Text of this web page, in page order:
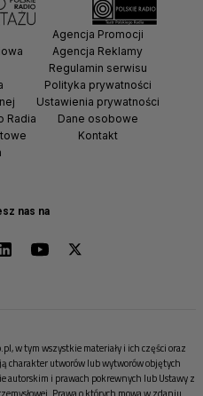
nas na
Radia
Agencja Promocji
Agencja Reklamy
Regulamin serwisu
Polityka prywatności
Ustawienia prywatności
Dane osobowe
Kontakt
w tym wszystkie materiały i ich części oraz
charakter utworów lub wytworów objętych
autorskim i prawach pokrewnych lub Ustawy z